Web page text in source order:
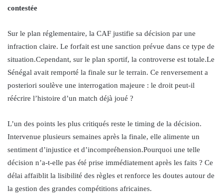
contestée
Sur le plan réglementaire, la CAF justifie sa décision par une
infraction claire. Le forfait est une sanction prévue dans ce type de
situation.Cependant, sur le plan sportif, la controverse est totale.Le
Sénégal avait remporté la finale sur le terrain. Ce renversement a
posteriori soulève une interrogation majeure : le droit peut-il
réécrire l’histoire d’un match déjà joué ?
L’un des points les plus critiqués reste le timing de la décision.
Intervenue plusieurs semaines après la finale, elle alimente un
sentiment d’injustice et d’incompréhension.Pourquoi une telle
décision n’a-t-elle pas été prise immédiatement après les faits ? Ce
délai affaiblit la lisibilité des règles et renforce les doutes autour de
la gestion des grandes compétitions africaines.